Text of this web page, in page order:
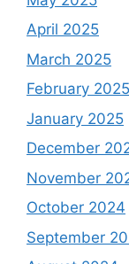
April 2025
March 2025
February 2025
January 2025
December
November
October 2024
September